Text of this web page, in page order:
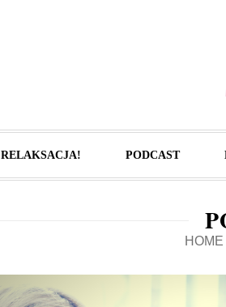
RELAKSACJA! PODCAST
HOME